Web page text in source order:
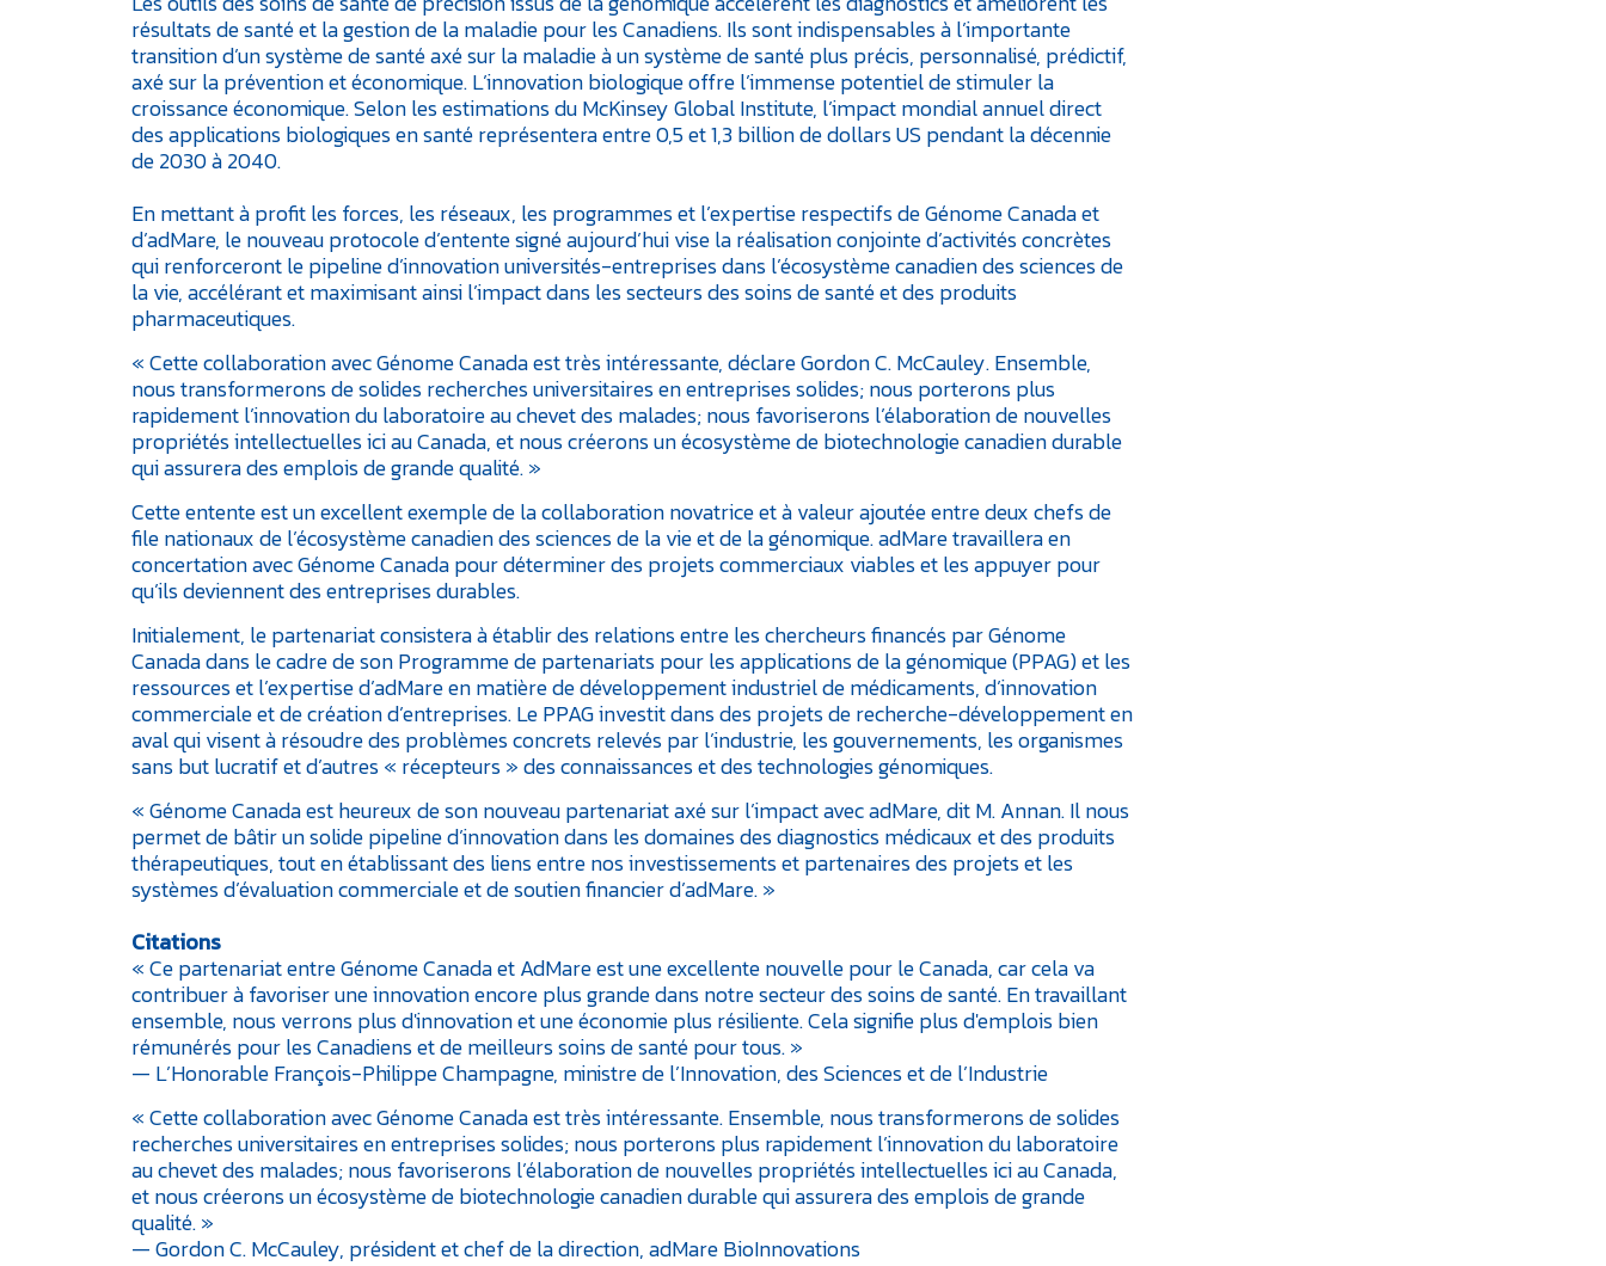
résultats de santé et la gestion de la maladie pour les Canadiens. Ils sont indispensables à l’importante
transition d’un système de santé axé sur la maladie à un système de santé plus précis, personnalisé, prédictif,
axé sur la prévention et économique. L’innovation biologique offre l’immense potentiel de stimuler la
croissance économique. Selon les estimations du McKinsey Global Institute, l’impact mondial annuel direct
des applications biologiques en santé représentera entre 0,5 et 1,3 billion de dollars US pendant la décennie
de 2030 à 2040.
En mettant à profit les forces, les réseaux, les programmes et l’expertise respectifs de Génome Canada et
d’adMare, le nouveau protocole d’entente signé aujourd’hui vise la réalisation conjointe d’activités concrètes
qui renforceront le pipeline d’innovation universités-entreprises dans l’écosystème canadien des sciences de
la vie, accélérant et maximisant ainsi l’impact dans les secteurs des soins de santé et des produits
pharmaceutiques.
« Cette collaboration avec Génome Canada est très intéressante, déclare Gordon C. McCauley. Ensemble,
nous transformerons de solides recherches universitaires en entreprises solides; nous porterons plus
rapidement l’innovation du laboratoire au chevet des malades; nous favoriserons l’élaboration de nouvelles
propriétés intellectuelles ici au Canada, et nous créerons un écosystème de biotechnologie canadien durable
qui assurera des emplois de grande qualité. »
Cette entente est un excellent exemple de la collaboration novatrice et à valeur ajoutée entre deux chefs de
file nationaux de l’écosystème canadien des sciences de la vie et de la génomique. adMare travaillera en
concertation avec Génome Canada pour déterminer des projets commerciaux viables et les appuyer pour
qu’ils deviennent des entreprises durables.
Initialement, le partenariat consistera à établir des relations entre les chercheurs financés par Génome
Canada dans le cadre de son Programme de partenariats pour les applications de la génomique (PPAG) et les
ressources et l’expertise d’adMare en matière de développement industriel de médicaments, d’innovation
commerciale et de création d’entreprises. Le PPAG investit dans des projets de recherche-développement en
aval qui visent à résoudre des problèmes concrets relevés par l’industrie, les gouvernements, les organismes
sans but lucratif et d’autres « récepteurs » des connaissances et des technologies génomiques.
« Génome Canada est heureux de son nouveau partenariat axé sur l’impact avec adMare, dit M. Annan. Il nous
permet de bâtir un solide pipeline d’innovation dans les domaines des diagnostics médicaux et des produits
thérapeutiques, tout en établissant des liens entre nos investissements et partenaires des projets et les
systèmes d’évaluation commerciale et de soutien financier d’adMare. »
Citations
« Ce partenariat entre Génome Canada et AdMare est une excellente nouvelle pour le Canada, car cela va
contribuer à favoriser une innovation encore plus grande dans notre secteur des soins de santé. En travaillant
ensemble, nous verrons plus d'innovation et une économie plus résiliente. Cela signifie plus d'emplois bien
rémunérés pour les Canadiens et de meilleurs soins de santé pour tous. »
— L’Honorable François-Philippe Champagne, ministre de l’Innovation, des Sciences et de l’Industrie
« Cette collaboration avec Génome Canada est très intéressante. Ensemble, nous transformerons de solides
recherches universitaires en entreprises solides; nous porterons plus rapidement l’innovation du laboratoire
au chevet des malades; nous favoriserons l’élaboration de nouvelles propriétés intellectuelles ici au Canada,
et nous créerons un écosystème de biotechnologie canadien durable qui assurera des emplois de grande
qualité. »
— Gordon C. McCauley, président et chef de la direction, adMare BioInnovations